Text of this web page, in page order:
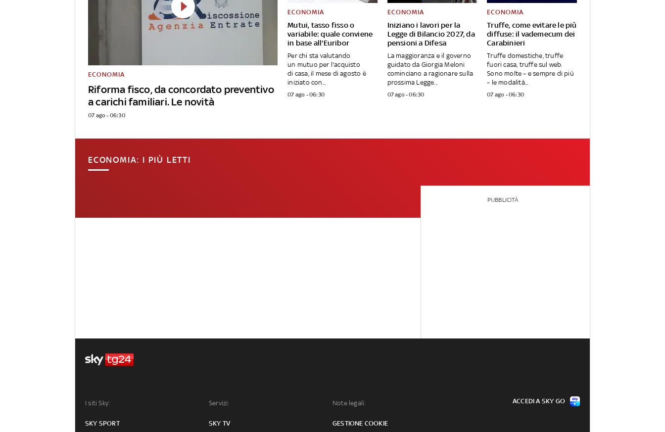
Riforma fisco, da concordato preventivo
a carichi familiari. Le novità
ECONOMIA
07 ago - 06:30
Mutui, tasso fisso o
variabile: quale conviene
in base all'Euribor
ECONOMIA
Per chi sta valutando
un mutuo per l'acquisto
di casa, il mese di agosto è
iniziato con...
07 ago - 06:30
Iniziano i lavori per la
Legge di Bilancio 2027, da
pensioni a Difesa
ECONOMIA
La maggioranza e il governo
guidato da Giorgia Meloni
cominciano a ragionare sulla
prossima Legge...
07 ago - 06:30
Truffe, come evitare le più
diffuse: il vademecum dei
Carabinieri
ECONOMIA
Truffe domestiche, truffe
fuori casa, truffe sul web.
Sono molte – e sempre di più
– le modalità...
07 ago - 06:30
ECONOMIA: I PIÙ LETTI
PUBBLICITÀ
I siti Sky:
SKY SPORT
Servizi:
SKY TV
Note legali:
GESTIONE COOKIE
ACCEDI A SKY GO